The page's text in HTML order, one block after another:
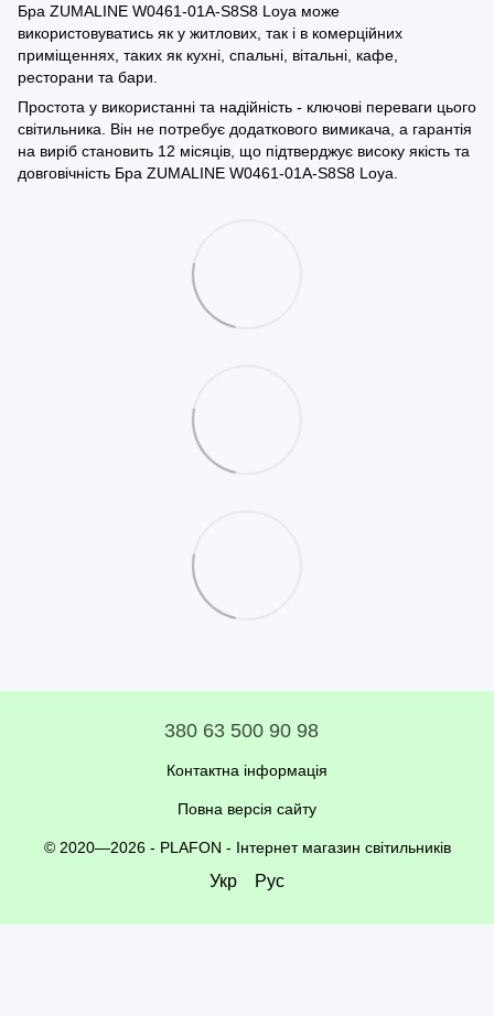
Бра ZUMALINE W0461-01A-S8S8 Loya може
використовуватись як у житлових, так і в комерційних
приміщеннях, таких як кухні, спальні, вітальні, кафе,
ресторани та бари.
Простота у використанні та надійність - ключові переваги цього
світильника. Він не потребує додаткового вимикача, а гарантія
на виріб становить 12 місяців, що підтверджує високу якість та
довговічність Бра ZUMALINE W0461-01A-S8S8 Loya.
380 63 500 90 98
Контактна інформація
Повна версія сайту
© 2020—2026 - PLAFON - Інтернет магазин світильників
Укр Рус